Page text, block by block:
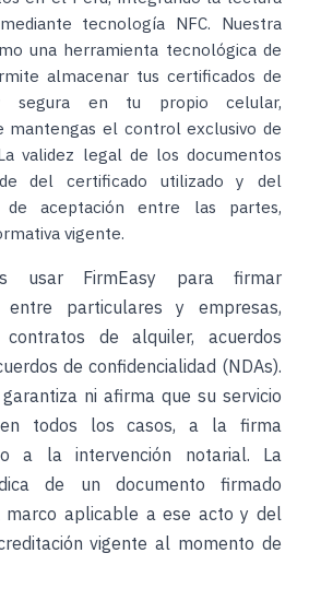
tecnología NFC. Nuestra
una herramienta tecnológica de
almacenar tus certificados de
segura en tu propio celular,
mantengas el control exclusivo de
validez legal de los documentos
del certificado utilizado y del
de aceptación entre las partes,
vigente.
usar FirmEasy para firmar
entre particulares y empresas,
de alquiler, acuerdos
de confidencialidad (NDAs).
ni afirma que su servicio
en todos los casos, a la firma
a la intervención notarial. La
de un documento firmado
marco aplicable a ese acto y del
vigente al momento de